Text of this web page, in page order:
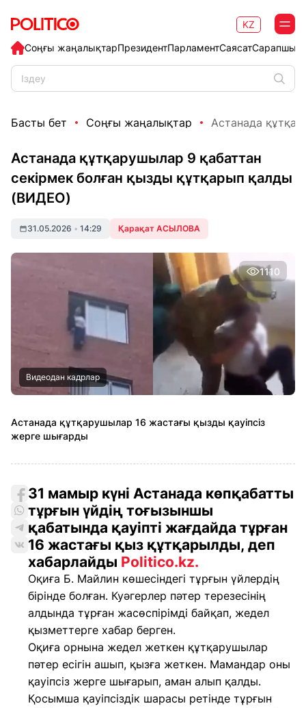
Соңғы жаңалықтарПрезидентПарламентСаясат
KZ
Басты бет Соңғы жаңалықтар Астанада
Астанада құтқарушылар 9 қабаттан
секірмек болған қызды құтқарып қалды
(ВИДЕО)
31.05.2026 • 14:29 Қарақат АСЫЛОВА
1110
Видеодан кадрлар
Астанада құтқарушылар 16 жастағы қызды қауіпсіз
жерге шығарды
31 мамыр күні Астанада көпқабатты
тұрғын үйдің тоғызыншы
қабатында қауіпті жағдайда тұрған
16 жастағы қыз құтқарылды, деп
хабарлайды Politico.kz.
Оқиға Б. Майлин көшесіндегі тұрғын үйлердің
бірінде болған. Куәгерлер пәтер терезесінің
алдында тұрған жасөспірімді байқап, жедел
қызметтерге хабар берген.
Оқиға орнына жедел жеткен құтқарушылар
пәтер есігін ашып, қызға жеткен. Мамандар оны
қауіпсіз жерге шығарып, аман алып қалды.
Қосымша қауіпсіздік шарасы ретінде тұрғын